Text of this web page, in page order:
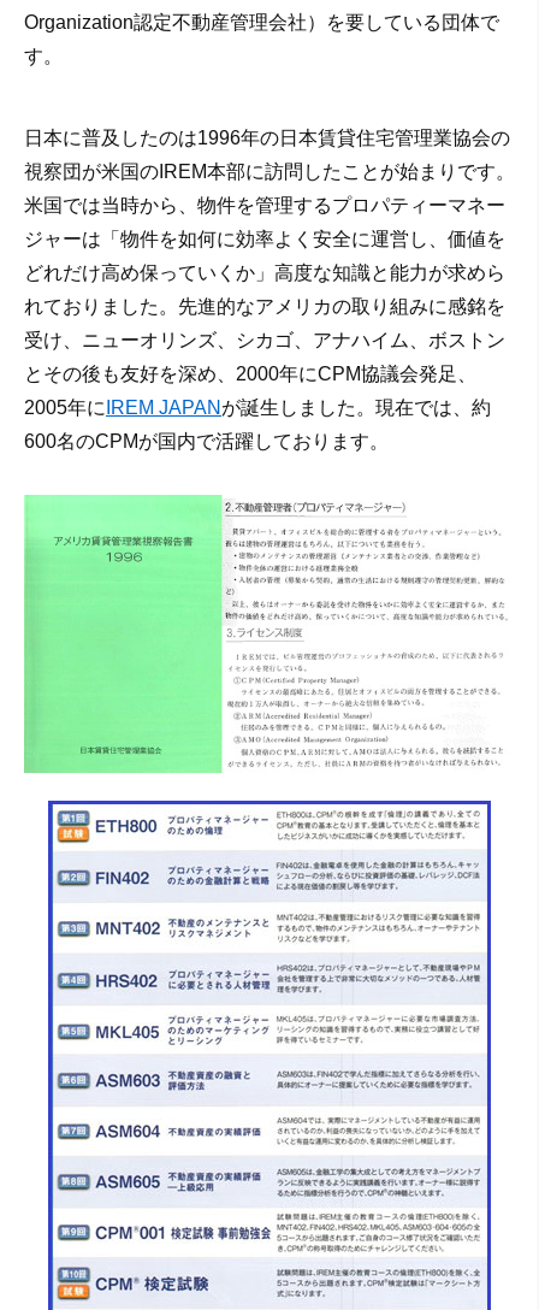
Organization認定不動産管理会社）を要している団体で
す。
日本に普及したのは1996年の日本賃貸住宅管理業協会の
視察団が米国のIREM本部に訪問したことが始まりです。
米国では当時から、物件を管理するプロパティーマネー
ジャーは「物件を如何に効率よく安全に運営し、価値を
どれだけ高め保っていくか」高度な知識と能力が求めら
れておりました。先進的なアメリカの取り組みに感銘を
受け、ニューオリンズ、シカゴ、アナハイム、ボストン
とその後も友好を深め、2000年にCPM協議会発足、
2005年に IREM JAPAN が誕生しました。現在では、約
600名のCPMが国内で活躍しております。